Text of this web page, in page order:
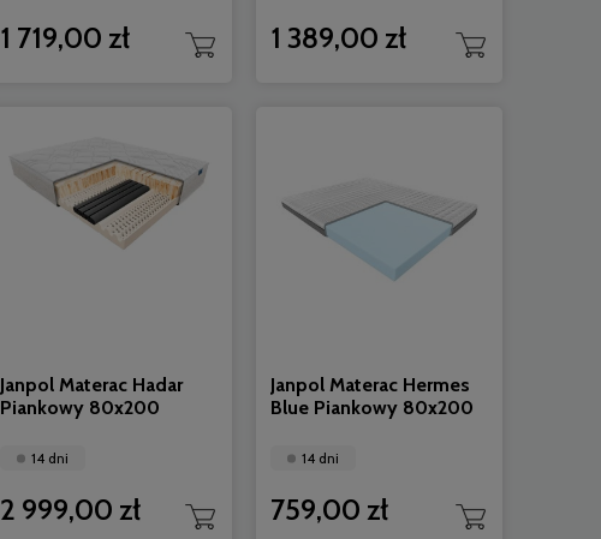
1 719,00 zł 1 389,00 zł
Janpol Materac Hadar
Piankowy 80x200
14 dni
2 999,00 zł
Janpol Materac Hermes
Blue Piankowy 80x200
14 dni
759,00 zł